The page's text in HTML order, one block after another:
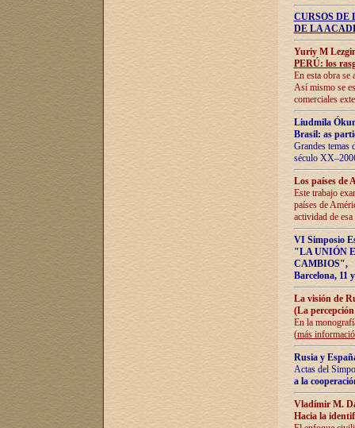
CURSOS
DE LA
Yuriy M
PERÚ: los
En esta obra se
Así mismo se
comerciales
Liudmila
Brasil: as
Grandes temas
século
Los países de
Este trabajo
países de
actividad de
VI Simposio
"LA UNIÓN
CAMBIOS",
Barcelona, 11
La visión de
(La
En la
(más
Rusia y
Actas del
a la
Vladímir M.
Hacia la